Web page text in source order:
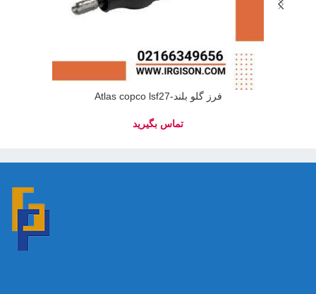
فرز گلو بلند-Atlas copco lsf27